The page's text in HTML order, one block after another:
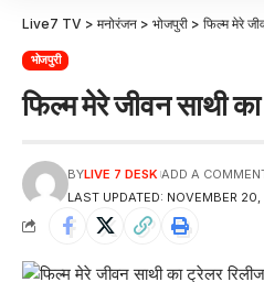
Live7 TV > मनोरंजन > भोजपुरी > फिल्म मेरे
भोजपुरी
फिल्म मेरे जीवन साथी
LAST UPDATED: NOVEMBER
BYLIVE 7 DESK ADD A